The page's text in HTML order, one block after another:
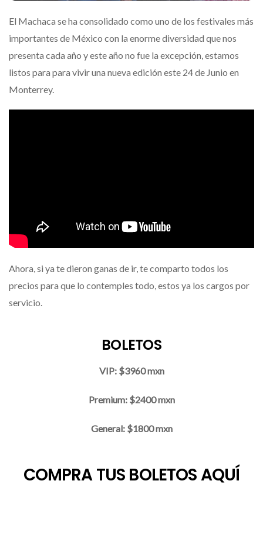
El Machaca se ha consolidado como uno de los festivales más
importantes de México con la enorme diversidad que nos
presenta cada año y este año no fue la excepción, estamos
listos para para vivir una nueva edición este 24 de Junio en
Monterrey.
Ahora, si ya te dieron ganas de ir, te comparto todos los
precios para que lo contemples todo, estos ya los cargos por
servicio.
BOLETOS
VIP: $3960 mxn
Premium: $2400 mxn
General: $1800 mxn
COMPRA TUS BOLETOS AQUÍ